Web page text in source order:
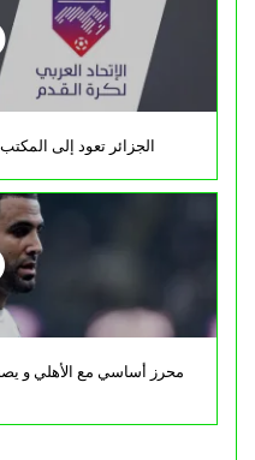
الجزائر تعود إلى
محرز أساسي مع الأهلي و